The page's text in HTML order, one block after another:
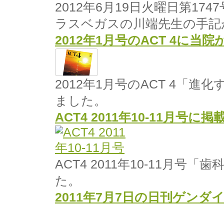
2012年6月19日火曜日第
ラスベガスの川端先生の手
2012年1月号のACT 4に当院
2012年1月号のACT 4「進
ました。
ACT4 2011年10-11月号に掲
ACT4 2011年10-11月号「歯
た。
2011年7月7日の日刊ゲンダ